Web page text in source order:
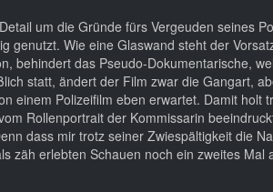
um die Gründe fürs Vergeuden seines
genutzt. Wie eine Glaswand steht der
behindert das Pseudo-Dokumentarische,
statt, ändert der Film zwar die Gangart,
einem Polizeifilm eben erwartet. Damit holt
Rollenportrait der Kommissarin
dass mir trotz seiner Zwiespältigkeit die
zäh erlebten Schauen noch ein zweites Mal